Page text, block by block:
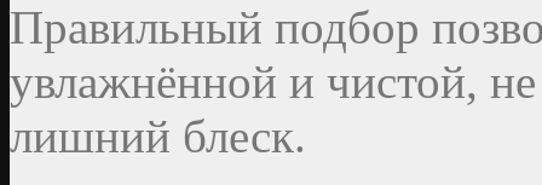
Правильный подбор
увлажнённой и чистой,
лишний блеск.